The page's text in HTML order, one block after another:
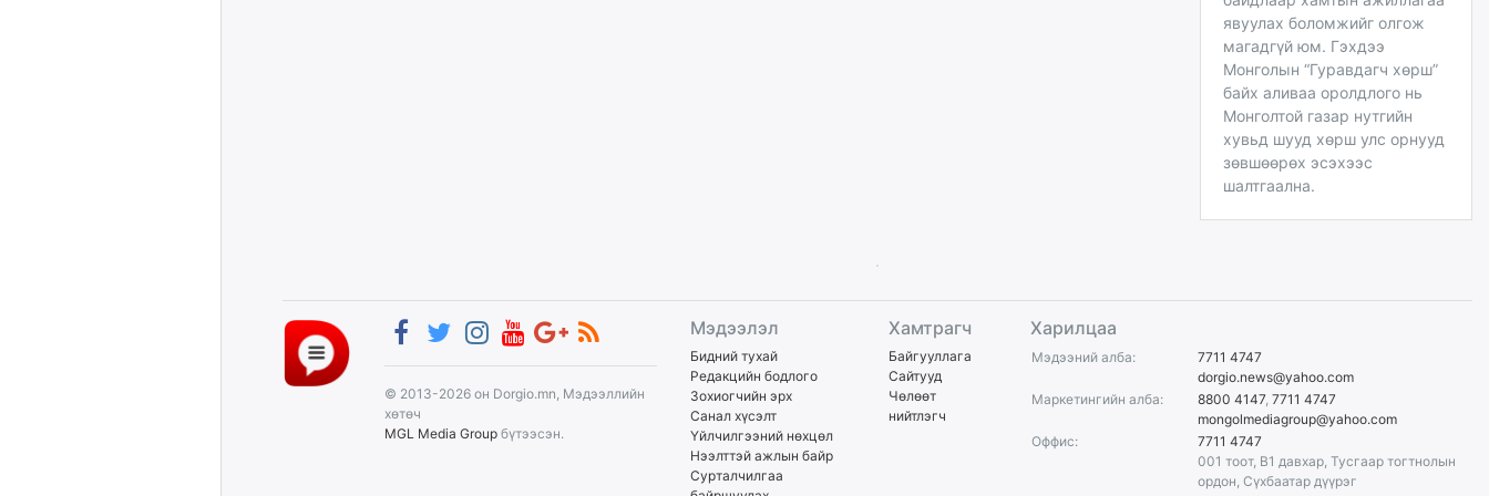
явуулах боломжийг олгож
магадгүй юм. Гэхдээ
Монголын “Гуравдагч хөрш”
байх аливаа оролдлого нь
Монголтой газар нутгийн
хувьд шууд хөрш улс орнууд
зөвшөөрөх эсэхээс
шалтгаална.
© 2013-2026 он Dorgio.mn, Мэдээллийн
хөтөч
MGL Media Groupбүтээсэн.
Мэдээлэл
Бидний тухай
Редакцийн бодлого
Зохиогчийн эрх
Санал хүсэлт
Үйлчилгээний нөхцөл
Нээлттэй ажлын байр
Сурталчилгаа
Хамтрагч
Байгууллага
Сайтууд
Чөлөөт
нийтлэгч
Харилцаа
Мэдээний алба:
7711 4747
dorgio.news@yahoo.com
Маркетингийн алба:
8800 4147, 7711 4747
mongolmediagroup@yahoo.com
Оффис:
7711 4747
001 тоот, B1 давхар, Тусгаар тогтнолын
ордон, Сүхбаатар дүүрэг